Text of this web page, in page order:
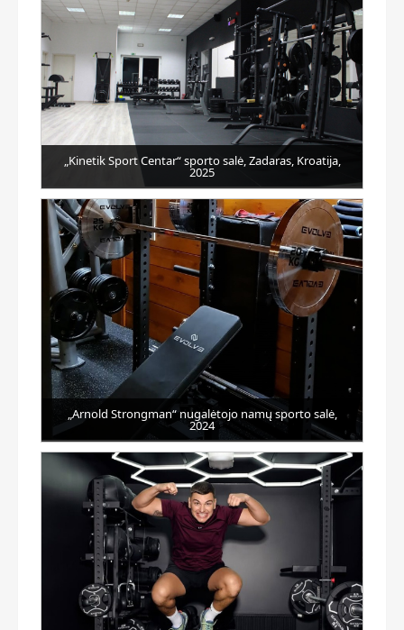
„Kinetik Sport Centar“ sporto salė, Zadaras, Kroatija,
2025
„Arnold Strongman“ nugalėtojo namų sporto salė,
2024